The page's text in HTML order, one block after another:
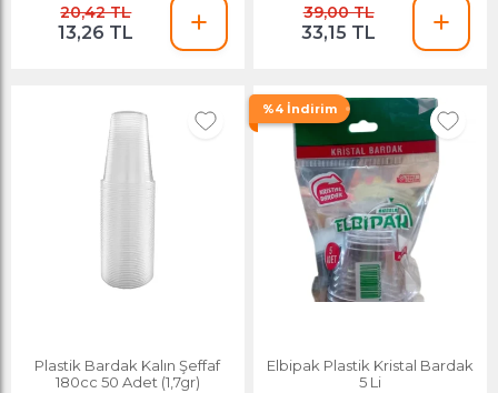
20,42 TL
13,26 TL
39,00 TL
33,15 TL
Plastik Bardak Kalın Şeffaf
180cc 50 Adet (1,7gr)
%4 İndirim
Elbipak Plastik Kristal Bardak
5 Li